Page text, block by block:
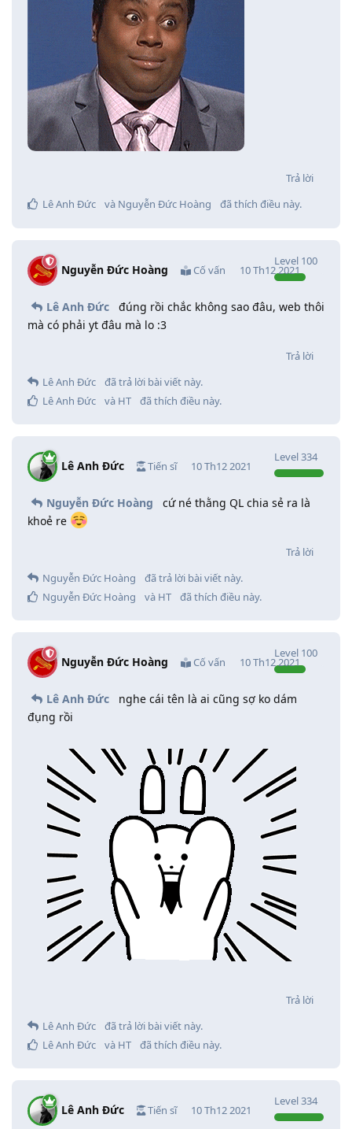
Trả lời
Lê Anh Đức
và Nguyễn Đức Hoàng đã thích điều này.
Nguyễn Đức Hoàng Cố vấn
Level 100
10 Th12 2021
Lê Anh Đức
đúng rồi chắc không sao đâu, web thôi
mà có phải yt đâu mà lo :3
Trả lời
Lê Anh Đức
đã trả lời bài viết này.
Lê Anh Đức
và HT đã thích điều này.
Lê Anh Đức Tiến sĩ
Level334
10 Th12 2021
Nguyễn Đức Hoàng
cứ né thằng QL chia sẻ ra là
khoẻ re
Trả lời
Nguyễn Đức Hoàng
đã trả lời bài viết này.
Nguyễn Đức Hoàng
và HT đã thích điều này.
Nguyễn Đức Hoàng Cố vấn
Level 100
10 Th12 2021
Lê Anh Đức
nghe cái tên là ai cũng sợ ko dám
đụng rồi
Trả lời
Lê Anh Đức
đã trả lời bài viết này.
Lê Anh Đức
và HT đã thích điều này.
Lê Anh Đức Tiến sĩ
Level334
10 Th12 2021